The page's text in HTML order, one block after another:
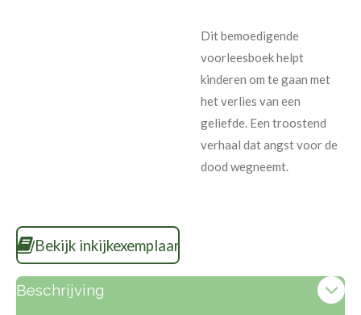
Dit bemoedigende
voorleesboek helpt
kinderen om te gaan met
het verlies van een
geliefde. Een troostend
verhaal dat angst voor de
dood wegneemt.
Bekijk inkijkexemplaar
Beschrijving